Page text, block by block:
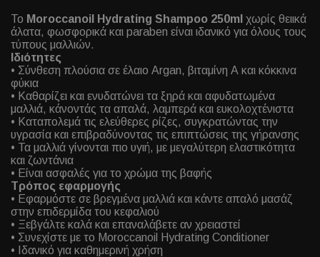
Το Moroccanoil Hydrating Shampoo 250ml χωρίς θειικά
άλατα, φωσφορικά και paraben είναι ιδανικό για όλους τους
τύπους μαλλιών.
Ιδιότητες
• Σύνθεση πλούσια σε έλαιο Argan, βιταμίνη Α και κόκκινα
φύκια
• Καθαρίζει και ενυδατώνει τα ξηρά και αφυδατωμένα
μαλλιά, κάνοντάς τα απαλά, λαμπερά και ευκολοχτένιστα
• Καταπολεμά τις ελεύθερες ρίζες, συγκρατώντας την
υγρασία και επιβραδύνοντας τις επιπτώσεις της γήρανσης
• Τα μαλλιά γίνονται πιο υγιή, με μεγαλύτερη ελαστικότητα
και ζωντάνια
• Είναι ασφαλές για το χρώμα της βαφής
Τρόπος εφαρμογής
• Εφαρμόστε σε βρεγμένα μαλλιά και κάντε απαλό μασάζ
στην επιδερμίδα του κεφαλιού
• Ξεβγάλτε καλά και επαναλάβετε αν χρειαστεί
• Συνεχίστε με το Moroccanoil Hydrating Conditioner
• Ιδανικό για καθημερινή χρήση